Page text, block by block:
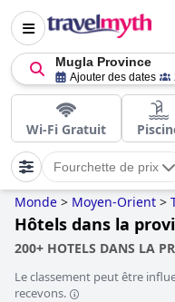
Mugla Province
Ajouter des dates
Wi-Fi Gratuit
Fourchette de prix
Monde > Moyen-Orient >
Hôtels dans la
200+ HOTELS DANS LA
Le classement peut être
recevons.